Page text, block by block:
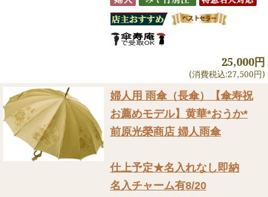
25,000円
(消費税込:27,500円)
婦人用 雨傘（長傘）
【傘寿祝
お薦めモデル】黄華*おうか*
前原光榮商店 婦人雨傘
仕上予定★名入れなし即納
名入チャーム有8/20